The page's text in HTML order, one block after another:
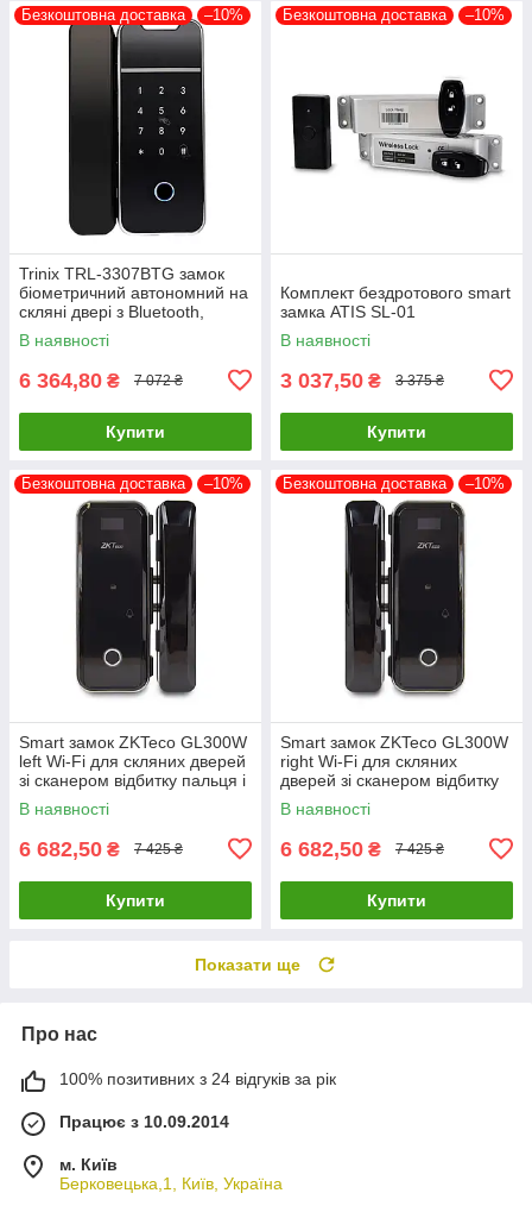
Безкоштовна доставка –10%
Trinix TRL-3307BTG замок
біометричний автономний на
скляні двері з Bluetooth,
зчитувачем відбитків пальців і
карт Mifare
В наявності
6 364,80 ₴ 7 072 ₴
Купити
Безкоштовна доставка –10%
Комплект бездротового smart
замка ATIS SL-01
В наявності
3 037,50 ₴ 3 375 ₴
Купити
Безкоштовна доставка –10%
Smart замок ZKTeco GL300W
left Wi-Fi для скляних дверей
зі сканером відбитку пальця і
зчитувачем Mifare
В наявності
6 682,50 ₴ 7 425 ₴
Купити
Безкоштовна доставка –10%
Smart замок ZKTeco GL300W
right Wi-Fi для скляних
дверей зі сканером відбитку
пальця і зчитувачем Mifare
В наявності
6 682,50 ₴ 7 425 ₴
Купити
Показати ще
Про нас
100% позитивних з 24 відгуків за рік
Працює з 10.09.2014
м. Київ
Берковецька,1, Київ, Україна